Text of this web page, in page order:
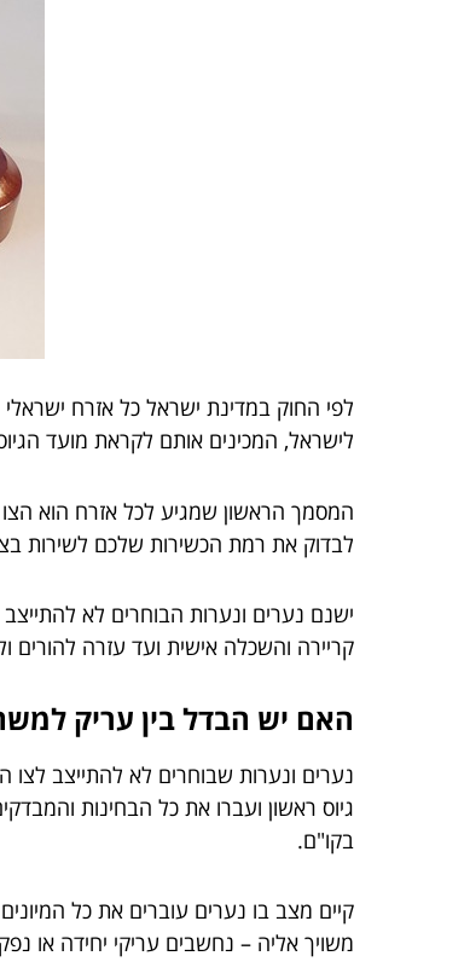
לישראל, המכינים אותם לקראת מועד הגיוס
המסמך הראשון שמגיע לכל אזרח הוא הצו
לבדוק את רמת הכשירות שלכם לשירות
ישנם נערים ונערות הבוחרים לא
קריירה והשכלה אישית ועד עזרה
האם יש הבדל בין עריק
נערים ונערות שבוחרים לא להתייצב
גיוס ראשון ועברו את כל הבחינות
בקו"ם.
קיים מצב בו נערים עוברים את כל
משויך אליה – נחשבים עריקי יחידה או